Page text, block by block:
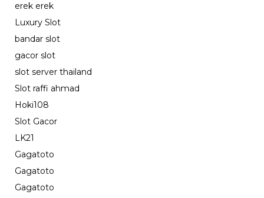
erek erek
Luxury Slot
bandar slot
gacor slot
slot server thailand
Slot raffi ahmad
Hoki108
Slot Gacor
LK21
Gagatoto
Gagatoto
Gagatoto